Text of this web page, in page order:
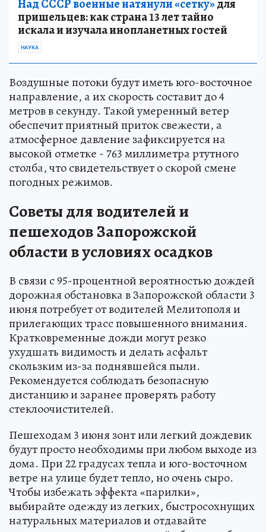
Над СССР военные натянули «сетку»для
пришельцев: как страна 13 лет тайно
искала и изучала инопланетных гостей
НАУКА
Воздушные потоки будут иметь юго-восточное
направление, а их скорость составит до 4
метров в секунду. Такой умеренный ветер
обеспечит приятный приток свежести, а
атмосферное давление зафиксируется на
высокой отметке - 763 миллиметра ртутного
столба, что свидетельствует о скорой смене
погодных режимов.
Советы для водителей и
пешеходов Запорожской
области в условиях осадков
В связи с 95-процентной вероятностью дождей
дорожная обстановка в Запорожской области 3
июня потребует от водителей Мелитополя и
прилегающих трасс повышенного внимания.
Кратковременные дожди могут резко
ухудшать видимость и делать асфальт
скользким из-за поднявшейся пыли.
Рекомендуется соблюдать безопасную
дистанцию и заранее проверять работу
стеклоочистителей.
Пешеходам 3 июня зонт или легкий дождевик
будут просто необходимы при любом выходе из
дома. При 22 градусах тепла и юго-восточном
ветре на улице будет тепло, но очень сыро.
Чтобы избежать эффекта «парилки»,
выбирайте одежду из легких, быстросохнущих
натуральных материалов и отдавайте